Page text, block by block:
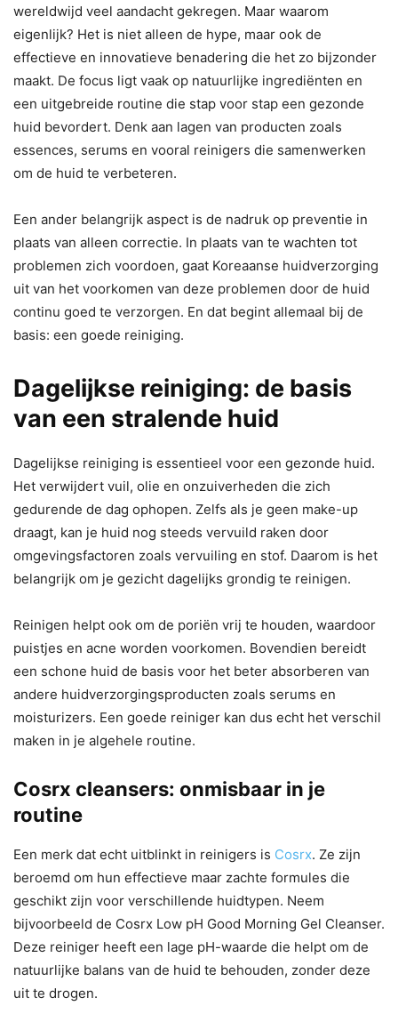
wereldwijd veel aandacht gekregen. Maar waarom
eigenlijk? Het is niet alleen de hype, maar ook de
effectieve en innovatieve benadering die het zo bijzonder
maakt. De focus ligt vaak op natuurlijke ingrediënten en
een uitgebreide routine die stap voor stap een gezonde
huid bevordert. Denk aan lagen van producten zoals
essences, serums en vooral reinigers die samenwerken
om de huid te verbeteren.
Een ander belangrijk aspect is de nadruk op preventie in
plaats van alleen correctie. In plaats van te wachten tot
problemen zich voordoen, gaat Koreaanse huidverzorging
uit van het voorkomen van deze problemen door de huid
continu goed te verzorgen. En dat begint allemaal bij de
basis: een goede reiniging.
Dagelijkse reiniging: de basis
van een stralende huid
Dagelijkse reiniging is essentieel voor een gezonde huid.
Het verwijdert vuil, olie en onzuiverheden die zich
gedurende de dag ophopen. Zelfs als je geen make-up
draagt, kan je huid nog steeds vervuild raken door
omgevingsfactoren zoals vervuiling en stof. Daarom is het
belangrijk om je gezicht dagelijks grondig te reinigen.
Reinigen helpt ook om de poriën vrij te houden, waardoor
puistjes en acne worden voorkomen. Bovendien bereidt
een schone huid de basis voor het beter absorberen van
andere huidverzorgingsproducten zoals serums en
moisturizers. Een goede reiniger kan dus echt het verschil
maken in je algehele routine.
Cosrx cleansers: onmisbaar in je
routine
Een merk dat echt uitblinkt in reinigers is Cosrx. Ze zijn
beroemd om hun effectieve maar zachte formules die
geschikt zijn voor verschillende huidtypen. Neem
bijvoorbeeld de Cosrx Low pH Good Morning Gel Cleanser.
Deze reiniger heeft een lage pH-waarde die helpt om de
natuurlijke balans van de huid te behouden, zonder deze
uit te drogen.